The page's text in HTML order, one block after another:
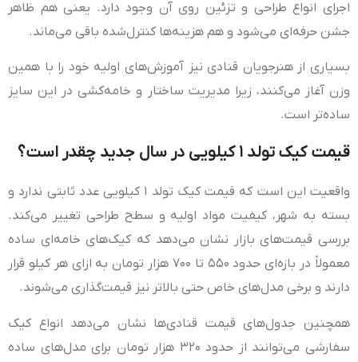
اجرای انواع طراحی و تزئین روی آن وجود دارد. یعنی هم ظاهر
جشن حرفه‌ای می‌شود و هم هزینه‌ها کنترل‌شده باقی می‌ماند.
بسیاری از هنرجویان قنادی نیز آموزش‌های اولیه خود را با همین
وزن آغاز می‌کنند، زیرا مدیریت ساختار و خامه‌کشی در این سایز
ساده‌تر است.
قیمت کیک تولد ۱ کیلویی در سال جدید چقدر است؟
واقعیت این است که قیمت کیک تولد ۱ کیلویی عدد ثابتی ندارد و
بسته به شهر، کیفیت مواد اولیه و سطح طراحی تغییر می‌کند.
بررسی قیمت‌های بازار نشان می‌دهد که کیک‌های خامه‌ای ساده
معمولاً در بازه‌ای حدود ۵۵۰ تا ۷۰۰ هزار تومان به ازای هر کیلو قرار
دارند و برخی مدل‌های خاص حتی بالاتر نیز قیمت‌گذاری می‌شوند.
همچنین جدول‌های قیمت قنادی‌ها نشان می‌دهد انواع کیک
سفارشی می‌توانند از حدود ۳۲۰ هزار تومان برای مدل‌های ساده